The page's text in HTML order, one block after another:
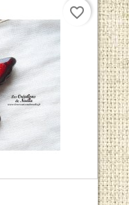
favorite_border